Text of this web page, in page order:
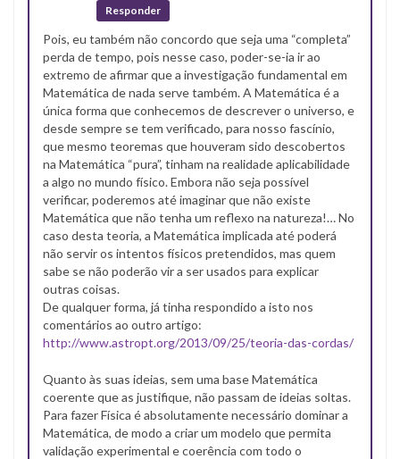
Responder
Pois, eu também não concordo que seja uma “completa”
perda de tempo, pois nesse caso, poder-se-ia ir ao
extremo de afirmar que a investigação fundamental em
Matemática de nada serve também. A Matemática é a
única forma que conhecemos de descrever o universo, e
desde sempre se tem verificado, para nosso fascínio,
que mesmo teoremas que houveram sido descobertos
na Matemática “pura”, tinham na realidade aplicabilidade
a algo no mundo físico. Embora não seja possível
verificar, poderemos até imaginar que não existe
Matemática que não tenha um reflexo na natureza!… No
caso desta teoria, a Matemática implicada até poderá
não servir os intentos físicos pretendidos, mas quem
sabe se não poderão vir a ser usados para explicar
outras coisas.
De qualquer forma, já tinha respondido a isto nos
comentários ao outro artigo:
http://www.astropt.org/2013/09/25/teoria-das-cordas/
Quanto às suas ideias, sem uma base Matemática
coerente que as justifique, não passam de ideias soltas.
Para fazer Física é absolutamente necessário dominar a
Matemática, de modo a criar um modelo que permita
validação experimental e coerência com todo o